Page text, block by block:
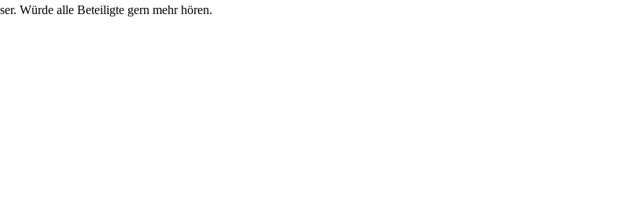
Würde alle Beteiligte gern mehr hören.